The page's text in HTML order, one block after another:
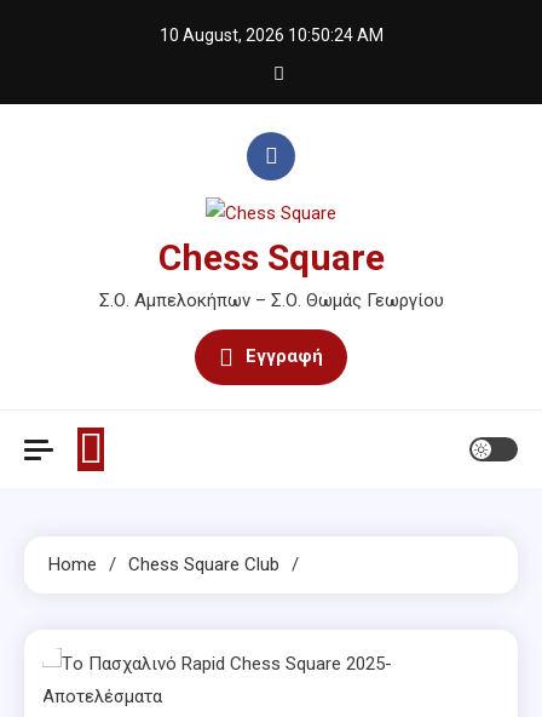
10 August, 2026 10:50:24 AM
Chess Square
Σ.Ο. Αμπελοκήπων – Σ.Ο. Θωμάς Γεωργίου
Εγγραφή
Home Chess Square Club